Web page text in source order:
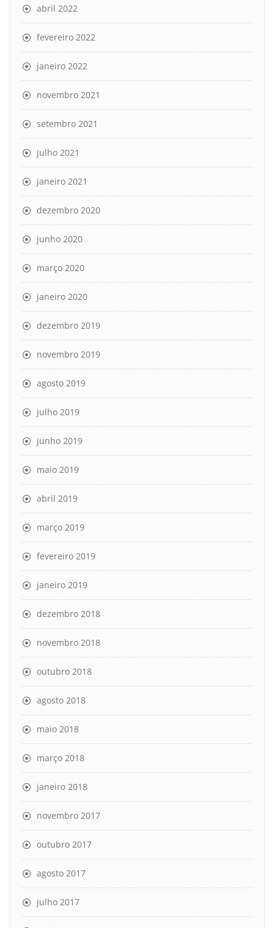
abril 2022
fevereiro 2022
janeiro 2022
novembro 2021
setembro 2021
julho 2021
janeiro 2021
dezembro 2020
junho 2020
março 2020
janeiro 2020
dezembro 2019
novembro 2019
agosto 2019
julho 2019
junho 2019
maio 2019
abril 2019
março 2019
fevereiro 2019
janeiro 2019
dezembro 2018
novembro 2018
outubro 2018
agosto 2018
maio 2018
março 2018
janeiro 2018
novembro 2017
outubro 2017
agosto 2017
julho 2017